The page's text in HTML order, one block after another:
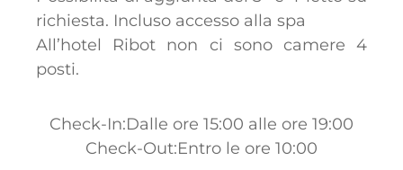
richiesta. Incluso accesso alla spa
All’hotel Ribot non ci sono camere 4
posti.
Check-In:Dalle ore 15:00 alle ore 19:00
Check-Out:Entro le ore 10:00